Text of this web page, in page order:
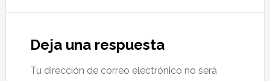
Deja una respuesta
Tu dirección de correo electrónico no será